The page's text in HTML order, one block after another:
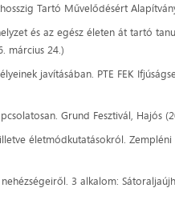
Tartó Művelődésért
és az egész életen át tartó
március 24.)
javításában. PTE FEK
Grund Fesztivál, Hajós
életmódkutatásokról. Zempléni
3 alkalom: